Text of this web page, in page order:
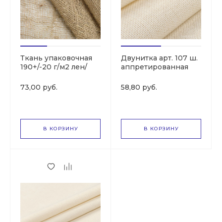
Ткань упаковочная
190+/-20 г/м2 лен/
73,00 руб.
В КОРЗИНУ
Двунитка арт. 107 ш.
аппретированная
58,80 руб.
В КОРЗИНУ